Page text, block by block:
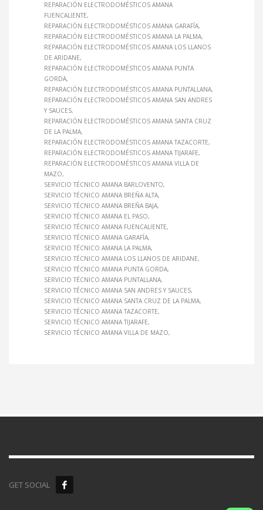
REPARACIÓN ELECTRODOMÉSTICOS AMANA
FUENCALIENTE
REPARACIÓN ELECTRODOMÉSTICOS AMANA GARAFÍA
REPARACIÓN ELECTRODOMÉSTICOS AMANA LA PALMA
REPARACIÓN ELECTRODOMÉSTICOS AMANA LOS LLANOS
DE ARIDANE
REPARACIÓN ELECTRODOMÉSTICOS AMANA PUNTA
GORDA
REPARACIÓN ELECTRODOMÉSTICOS AMANA PUNTALLANA
REPARACIÓN ELECTRODOMÉSTICOS AMANA SAN ANDRES
Y SAUCES
REPARACIÓN ELECTRODOMÉSTICOS AMANA SANTA CRUZ
DE LA PALMA
REPARACIÓN ELECTRODOMÉSTICOS AMANA TAZACORTE
REPARACIÓN ELECTRODOMÉSTICOS AMANA TIJARAFE
REPARACIÓN ELECTRODOMÉSTICOS AMANA VILLA DE
MAZO
SERVICIO TÉCNICO AMANA BARLOVENTO
SERVICIO TÉCNICO AMANA BREÑA ALTA
SERVICIO TÉCNICO AMANA BREÑA BAJA
SERVICIO TÉCNICO AMANA EL PASO
SERVICIO TÉCNICO AMANA FUENCALIENTE
SERVICIO TÉCNICO AMANA GARAFÍA
SERVICIO TÉCNICO AMANA LA PALMA
SERVICIO TÉCNICO AMANA LOS LLANOS DE ARIDANE
SERVICIO TÉCNICO AMANA PUNTA GORDA
SERVICIO TÉCNICO AMANA PUNTALLANA
SERVICIO TÉCNICO AMANA SAN ANDRES Y SAUCES
SERVICIO TÉCNICO AMANA SANTA CRUZ DE LA PALMA
SERVICIO TÉCNICO AMANA TAZACORTE
SERVICIO TÉCNICO AMANA TIJARAFE
SERVICIO TÉCNICO AMANA VILLA DE MAZO
GET SOCIAL